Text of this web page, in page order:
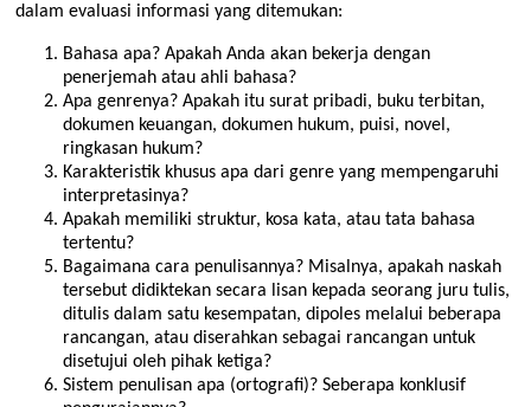
dalam evaluasi informasi yang ditemukan:
Bahasa apa? Apakah Anda akan bekerja dengan
penerjemah atau ahli bahasa?
Apa genrenya? Apakah itu surat pribadi, buku terbitan,
dokumen keuangan, dokumen hukum, puisi, novel,
ringkasan hukum?
Karakteristik khusus apa dari genre yang mempengaruhi
interpretasinya?
Apakah memiliki struktur, kosa kata, atau tata bahasa
tertentu?
Bagaimana cara penulisannya? Misalnya, apakah naskah
tersebut didiktekan secara lisan kepada seorang juru tulis,
ditulis dalam satu kesempatan, dipoles melalui beberapa
rancangan, atau diserahkan sebagai rancangan untuk
disetujui oleh pihak ketiga?
Sistem penulisan apa (ortografi)? Seberapa konklusif